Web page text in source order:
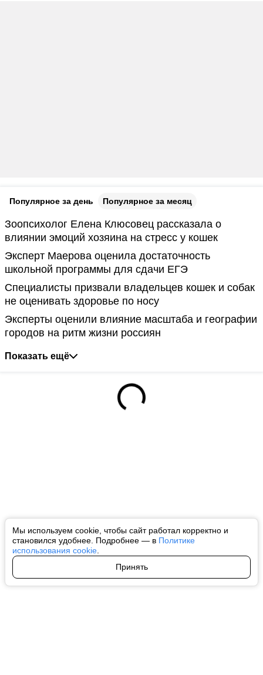
Мы используем cookie, чтобы сайт работал корректно и
становился удобнее. Подробнее — в Политике
использования cookie
Принять
Популярное за день Популярное за месяц
Зоопсихолог Елена Клюсовец рассказала о
влиянии эмоций хозяина на стресс у кошек
Эксперт Маерова оценила достаточность
школьной программы для сдачи ЕГЭ
Специалисты призвали владельцев кошек и собак
не оценивать здоровье по носу
Эксперты оценили влияние масштаба и географии
городов на ритм жизни россиян
Показать ещё